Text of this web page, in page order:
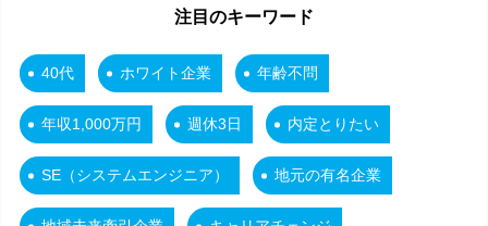
注目のキーワード
40代 ホワイト企業 年齢不問
年収1,000万円 週休3日 内定とりたい
SE（システムエンジニア） 地元の有名企業